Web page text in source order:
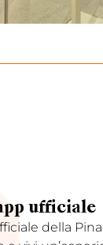
ufficiale
della